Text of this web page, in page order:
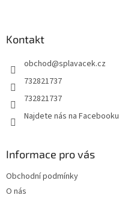
Kontakt
obchod@splavacek.cz
732821737
732821737
Najdete nás na Facebooku
Informace pro vás
Obchodní podmínky
O nás